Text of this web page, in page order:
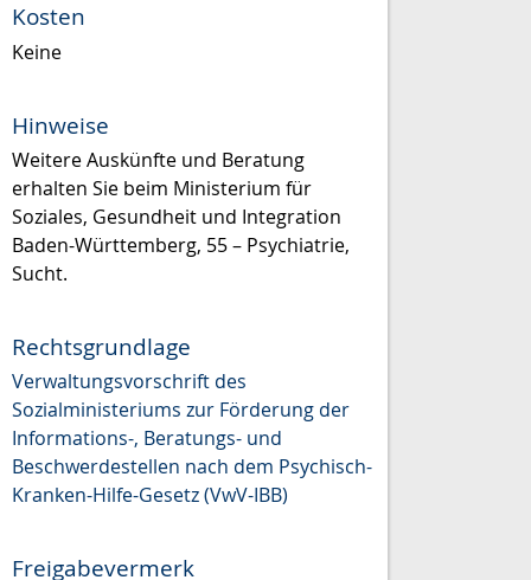
Kosten
Keine
Hinweise
Weitere Auskünfte und Beratung
erhalten Sie beim Ministerium für
Soziales, Gesundheit und Integration
Baden-Württemberg, 55 – Psychiatrie,
Sucht.
Rechtsgrundlage
Verwaltungsvorschrift des
Sozialministeriums zur Förderung der
Informations-, Beratungs- und
Beschwerdestellen nach dem Psychisch-
Kranken-Hilfe-Gesetz (VwV-IBB)
Freigabevermerk